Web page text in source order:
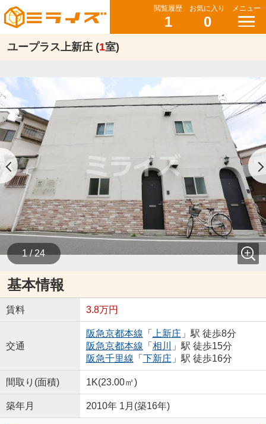
閲覧履歴
1
お気に入り
0
メニュー
ユープラス上新庄 (1室)
1 / 24
基本情報
賃料 3.8万円
交通
阪急京都本線 「 上新庄 」駅 徒歩8分
阪急京都本線 「 相川
」駅 徒歩15分
阪急千里線 「 下新庄 」駅 徒歩16分
間取り(面積) 1K(23.00㎡)
築年月 2010年 1月(築16年)